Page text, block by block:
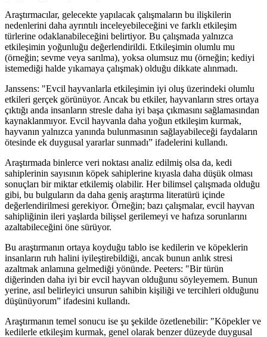
Araştırmacılar, gelecekte yapılacak çalışmaların bu ilişkilerin
nedenlerini daha ayrıntılı inceleyebileceğini ve farklı etkileşim
türlerine odaklanabileceğini belirtiyor. Bu çalışmada yalnızca
etkileşimin yoğunluğu değerlendirildi. Etkileşimin olumlu mu
(örneğin; sevme veya sarılma), yoksa olumsuz mu (örneğin; kediyi
istemediği halde yıkamaya çalışmak) olduğu dikkate alınmadı.
Janssens: "Evcil hayvanlarla etkileşimin iyi oluş üzerindeki olumlu
etkileri gerçek görünüyor. Ancak bu etkiler, hayvanların stres ortaya
çıktığı anda insanların stresle daha iyi başa çıkmasını sağlamasından
kaynaklanmıyor. Evcil hayvanla daha yoğun etkileşim kurmak,
hayvanın yalnızca yanında bulunmasının sağlayabileceği faydaların
ötesinde ek duygusal yararlar sunmadı” ifadelerini kullandı.
Araştırmada binlerce veri noktası analiz edilmiş olsa da, kedi
sahiplerinin sayısının köpek sahiplerine kıyasla daha düşük olması
sonuçları bir miktar etkilemiş olabilir. Her bilimsel çalışmada olduğu
gibi, bu bulguların da daha geniş araştırma literatürü içinde
değerlendirilmesi gerekiyor. Örneğin; bazı çalışmalar, evcil hayvan
sahipliğinin ileri yaşlarda bilişsel gerilemeyi ve hafıza sorunlarını
azaltabileceğini öne sürüyor.
Bu araştırmanın ortaya koyduğu tablo ise kedilerin ve köpeklerin
insanların ruh halini iyileştirebildiği, ancak bunun anlık stresi
azaltmak anlamına gelmediği yönünde. Peeters: "Bir türün
diğerinden daha iyi bir evcil hayvan olduğunu söyleyemem. Bunun
yerine, asıl belirleyici unsurun sahibin kişiliği ve tercihleri olduğunu
düşünüyorum” ifadesini kullandı.
Araştırmanın temel sonucu ise şu şekilde özetlenebilir: "Köpekler ve
kedilerle etkileşim kurmak, genel olarak benzer düzeyde duygusal